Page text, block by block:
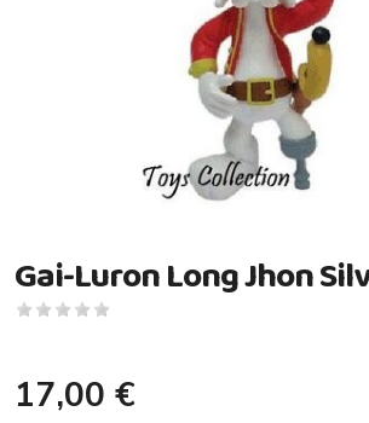
Gai-Luron Long Jhon
17,00 €